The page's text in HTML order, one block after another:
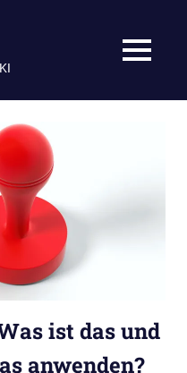
MENÜ
ist das und
anwenden?